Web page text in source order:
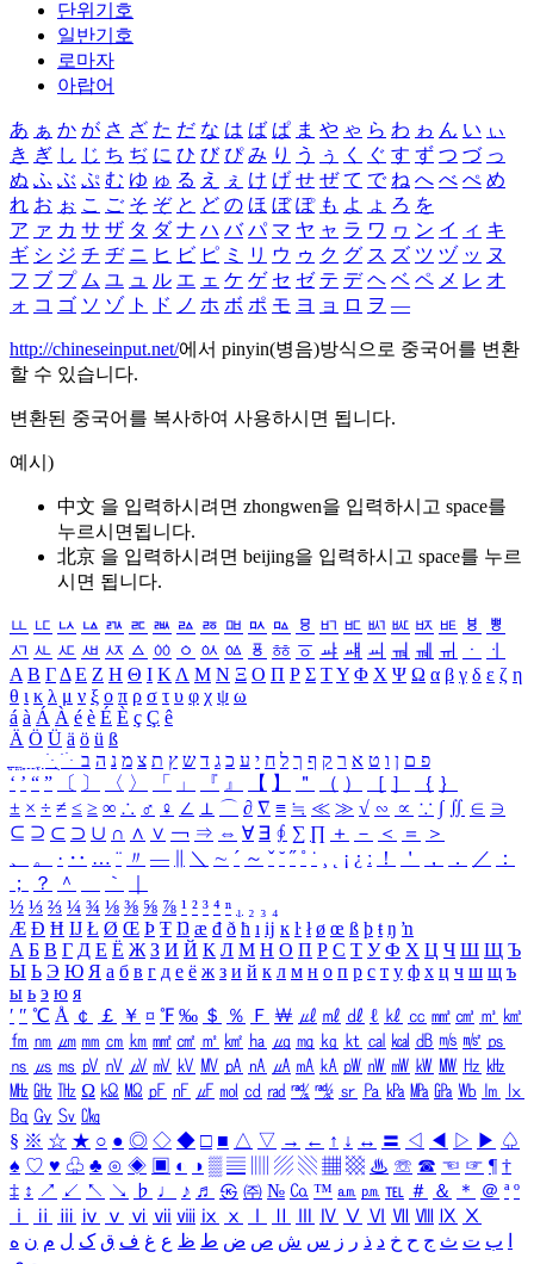
단위기호
일반기호
로마자
아랍어
あ ぁ か が さ ざ た だ な は ば ぱ ま や ゃ ら わ ゎ ん い ぃ
き ぎ し じ ち ぢ に ひ び ぴ み り う ぅ く ぐ す ず つ づ っ
ぬ ふ ぶ ぷ む ゆ ゅ る え ぇ け げ せ ぜ て で ね へ べ ぺ め
れ お ぉ こ ご そ ぞ と ど の ほ ぼ ぽ も よ ょ ろ を
ア ァ カ サ ザ タ ダ ナ ハ バ パ マ ヤ ャ ラ ワ ヮ ン イ ィ キ
ギ シ ジ チ ヂ ニ ヒ ビ ピ ミ リ ウ ゥ ク グ ス ズ ツ ヅ ッ ヌ
フ ブ プ ム ユ ュ ル エ ェ ケ ゲ セ ゼ テ デ ヘ ベ ペ メ レ オ
ォ コ ゴ ソ ゾ ト ド ノ ホ ボ ポ モ ヨ ョ ロ ヲ ―
http://chineseinput.net/에서 pinyin(병음)방식으로 중국어를 변환
할 수 있습니다.
변환된 중국어를 복사하여 사용하시면 됩니다.
예시)
中文 을 입력하시려면 zhongwen을 입력하시고 space를
누르시면됩니다.
北京 을 입력하시려면 beijing을 입력하시고 space를 누르
시면 됩니다.
ㅥ ㅦ ㅧ ㅨ ㅩ ㅪ ㅫ ㅬ ㅭ ㅮ ㅯ ㅰ ㅱ ㅲ ㅳ ㅴ ㅵ ㅶ ㅷ ㅸ
ㅹ
ㅺ ㅻ ㅼ ㅽ ㅾ ㅿ ㆀ ㆁ ㆂ ㆃ ㆄ ㆅ ㆆ ㆇ ㆈ ㆉ ㆊ ㆋ ㆌ ㆍ
ㆎ
Α Β ΓΔ Ε Ζ Η Θ Ι ΚΛ Μ Ν Ξ Ο Π Ρ Σ ΤΥ Φ Χ Ψ Ω α β γ δ ε ζ η
θ ι κ λ μ ν ξ ο π ρ σ τ υ φ χ ψ ω
á à Á À é è É È ç Ç ê
Ä Ö Ü ä ö ü ß
ִֶֹ ֻּ ׁׂ פ ם ן ו ט א ר ק ף ך ל ח י ע כ ג ד ש ץ ת צ מ נ ה ב
‘ ’ “ ” 〔 〕 〈 〉 「 」 『 』 【 】 ＂ （ ） ［ ］ ｛ ｝
± × ÷ ≠ ≤ ≥ ∞ ∴ ♂ ♀ ∠ ⊥ ⌒ ∂ ∇ ≡ ≒ ≪ ≫ √ ∽ ∝ ∵ ∫ ∬ ∈ ∋
⊆ ⊇ ⊂ ⊃ ∪ ∩ ∧ ∨ ￢ ⇒ ⇔ ∀ ∃ ∮ ∑ ∏ ＋ － ＜ ＝
＞
、
。 · ‥ … ¨ 〃 ― ＼ ∼ ´ ～ ˇ ˘ ˝ ˚ ˙ ¸ ¡ ¿ ː ！ ＇ ， ． ／
：
；
？ ＾ ｀
½ ⅓ ⅔ ¼ ¾ ⅛ ⅜ ⅝ ⅞ ¹ ² ³ ⁴ ⁿ ₁ ₂ ₃ ₄
Æ Ð Ħ Ĳ Ł Ø Œ Þ Ŧ Ŋ æ đ ð ħ ı ĳ ĸ ŀ ł ø œ ß þ ŧ ŋ ŉ
А Б В Г Д Е Ё Ж З И Й К Л М Н О П Р С Т У Ф Х Ц Ч Ш Щ Ъ
Ы Ь Э Ю Я а б в г д е ё ж з и й к л м н о п р с т у ф х ц ч ш щ ъ
ы ь э ю я
′ ″ ℃ Å ￠ ￡ ￥ ¤ ℉ ‰ ＄ ％ Ｆ ￦ ㎕ ㎖ ㎗ ℓ ㎘ ㏄ ㎣ ㎤ ㎥ ㎦
㎙ ㎚ ㎛ ㎜ ㎝ ㎞ ㎟ ㎠ ㎡ ㎢ ㏊ ㎍ ㎎ ㎏ ㏏ ㎈ ㎉ ㏈ ㎧ ㎨ ㎰
㎱ ㎲ ㎳ ㎴ ㎵ ㎶ ㎷ ㎸ ㎹ ㎀ ㎁ ㎂ ㎃ ㎄ ㎺ ㎻ ㎽ ㎾ ㎿ ㎐ ㎑
㎒ ㎓ ㎔ Ω ㏀ ㏁ ㎊ ㎋ ㎌ ㏖ ㏅ ㎭ ㎮ ㎯ ㏛ ㎩ ㎪ ㎫ ㎬ ㏝ ㏐
㏓
㏃ ㏉ ㏜ ㏆
§ ※ ☆ ★ ○ ● ◎ ◇ ◆ □ ■ △ ▽ → ← ↑ ↓ ↔ 〓 ◁ ◀ ▷ ▶ ♤
♠ ♡ ♥ ♧ ♣ ⊙ ◈ ▣ ◐ ◑ ▒ ▤ ▨ ▧ ▦ ▩ ♨ ☏ ☎ ☜ ☞ ¶ †
‡ ↕ ↗ ↙ ↖ ↘ ♭ ♩ ♪ ♬ ㉿ ㈜ № ㏇ ™ ㏂ ㏘ ℡ ＃ ＆ ＊ ＠ ª º
ⅰ
ⅱ ⅲ ⅳ ⅴ ⅵ ⅶ ⅷ ⅸ ⅹ Ⅳ Ⅴ Ⅵ Ⅶ Ⅷ Ⅸ Ⅹ
ب ت ث ج ح خ د ذ ر ز س ش ص ض ط ظ ع غ ف ق ک ل م ن ه